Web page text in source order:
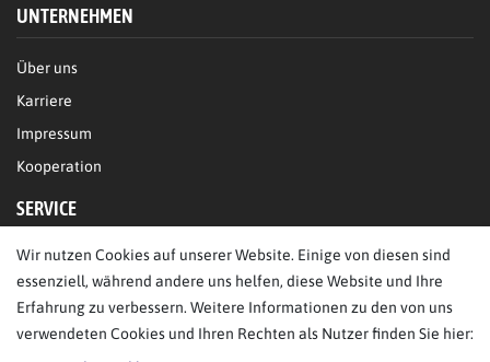
UNTERNEHMEN
Über uns
Karriere
Impressum
Kooperation
SERVICE
FAQ/Hilfe
Kontakt
Datenschutz
Wir nutzen Cookies auf unserer Website. Einige von diesen sind
essenziell, während andere uns helfen, diese Website und Ihre
Erfahrung zu verbessern. Weitere Informationen zu den von uns
verwendeten Cookies und Ihren Rechten als Nutzer finden Sie hier: